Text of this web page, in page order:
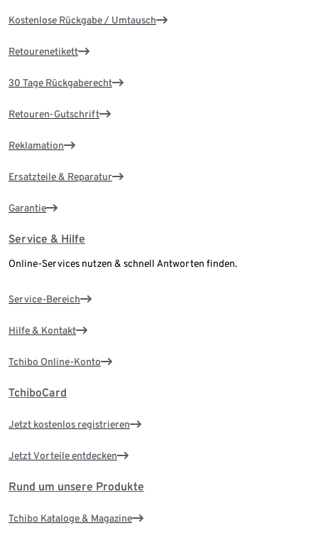
Kostenlose Rückgabe / Umtausch
Retourenetikett
30 Tage Rückgaberecht
Retouren-Gutschrift
Reklamation
Ersatzteile & Reparatur
Garantie
Service & Hilfe
Online-Services nutzen & schnell Antworten finden.
Service-Bereich
Hilfe & Kontakt
Tchibo Online-Konto
TchiboCard
Jetzt kostenlos registrieren
Jetzt Vorteile entdecken
Rund um unsere Produkte
Tchibo Kataloge & Magazine